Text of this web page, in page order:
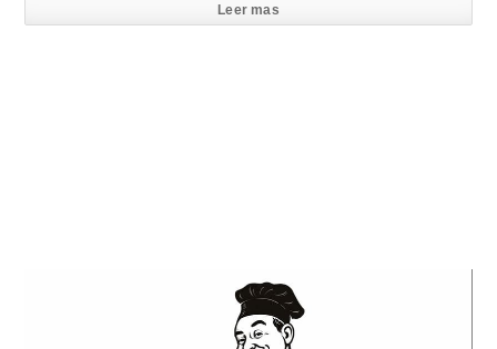
Leer mas